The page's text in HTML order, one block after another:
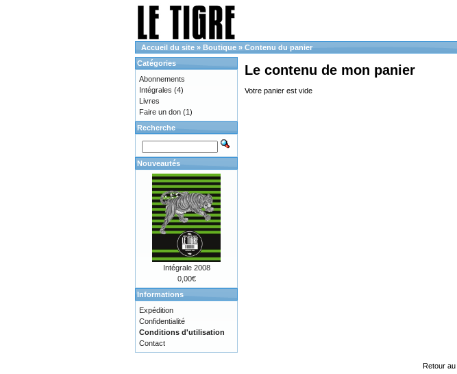
Accueil du site » Boutique » Contenu du panier
Le contenu de mon panier
Votre panier est vide
Catégories
Abonnements
Intégrales (4)
Livres
Faire un don (1)
Recherche
Nouveautés
Intégrale 2008
0,00€
Informations
Expédition
Confidentialité
Conditions d'utilisation
Contact
Retour au